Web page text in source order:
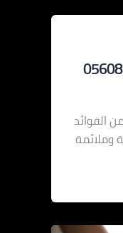
الفوائد
وملائمة